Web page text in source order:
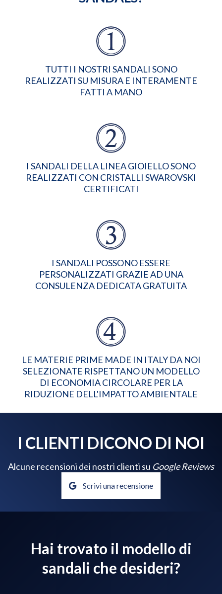
TUTTI I NOSTRI SANDALI SONO
REALIZZATI SU MISURA E INTERAMENTE
FATTI A MANO
I SANDALI DELLA LINEA GIOIELLO SONO
REALIZZATI CON CRISTALLI SWAROVSKI
CERTIFICATI
I SANDALI POSSONO ESSERE
PERSONALIZZATI GRAZIE AD UNA
CONSULENZA DEDICATA GRATUITA
LE MATERIE PRIME MADE IN ITALY DA NOI
SELEZIONATE RISPETTANO UN MODELLO
DI ECONOMIA CIRCOLARE PER LA
RIDUZIONE DELL'IMPATTO AMBIENTALE
I CLIENTI DICONO DI NOI
Alcune recensioni dei nostri clienti su Google Reviews
Scrivi una recensione
Hai trovato il modello di
sandali che desideri?